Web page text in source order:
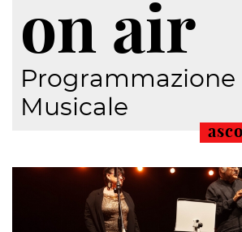
on air
Programmazione
Musicale